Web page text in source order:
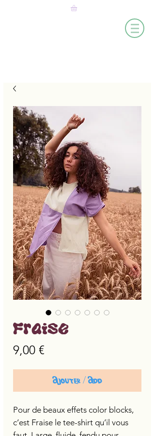
Fraise
9,00 €
Ajouter / Add
Pour de beaux effets color blocks,
c’est Fraise le tee-shirt qu’il vous